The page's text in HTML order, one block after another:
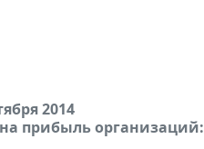
2014
прибыль организаций: